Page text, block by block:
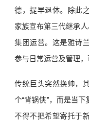
德，提早退休。除此
家族宣布第三代继承
集团运营。这是雅诗
参与日常运营及管理，
传统巨头突然换帅，
个“背锅侠”，而是当
不得不把希望寄托于